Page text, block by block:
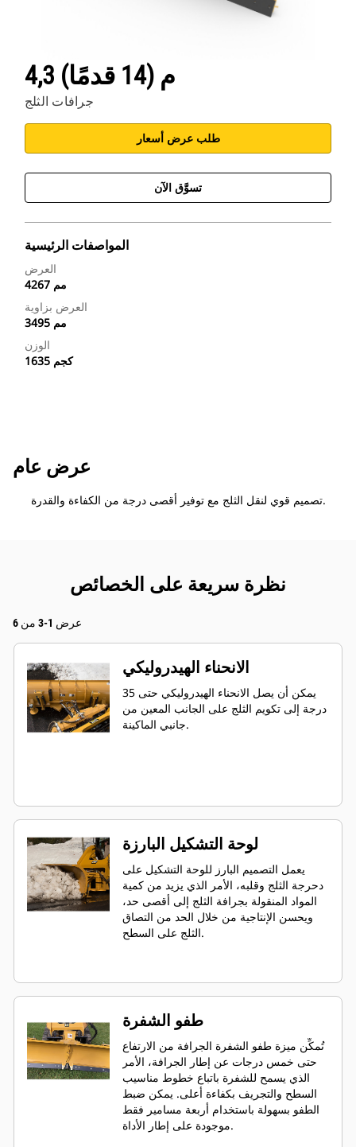
4,3 م (14 قدمًا)
جرافات الثلج
طلب عرض أسعار
تسوَّق الآن
المواصفات الرئيسية
العرض
4267 مم
العرض بزاوية
3495 مم
الوزن
1635 كجم
عرض عام
تصميم قوي لنقل الثلج مع توفير أقصى درجة من الكفاءة والقدرة.
نظرة سريعة على الخصائص
عرض 1-3 من 6
الانحناء الهيدروليكي
يمكن أن يصل الانحناء الهيدروليكي حتى 35
درجة إلى تكويم الثلج على الجانب المعين من
جانبي الماكينة.
لوحة التشكيل البارزة
يعمل التصميم البارز للوحة التشكيل على
دحرجة الثلج وقلبه، الأمر الذي يزيد من كمية
المواد المنقولة بجرافة الثلج إلى أقصى حد،
ويحسن الإنتاجية من خلال الحد من التصاق
الثلج على السطح.
طفو الشفرة
تُمكِّن ميزة طفو الشفرة الجرافة من الارتفاع
حتى خمس درجات عن إطار الجرافة، الأمر
الذي يسمح للشفرة باتباع خطوط مناسيب
السطح والتجريف بكفاءة أعلى. يمكن ضبط
الطفو بسهولة باستخدام أربعة مسامير فقط
موجودة على إطار الأداة.